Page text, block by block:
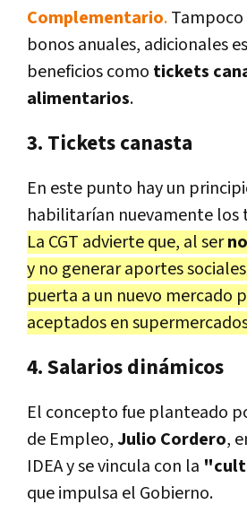
Complementario.
bonos anuales, adicionales
beneficios como tickets
alimentarios.
3. Tickets canasta
En este punto hay un
habilitarían nuevamente los
La CGT advierte que, al ser
y no generar aportes
puerta a un nuevo mercado
aceptados en
4. Salarios dinámicos
El concepto fue planteado
de Empleo,Julio Cordero,
IDEA y se vincula con la
que impulsa el Gobierno.